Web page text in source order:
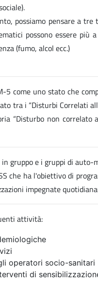
possiamo pensare a
possono essere
(fumo, alcol ecc.)
5 come uno stato che
tra i “Disturbi Correlati
“Disturbo non correlato
gruppo e i gruppi di
che ha l'obiettivo di
impegnate
attività:
operatori socio-sanitari
di